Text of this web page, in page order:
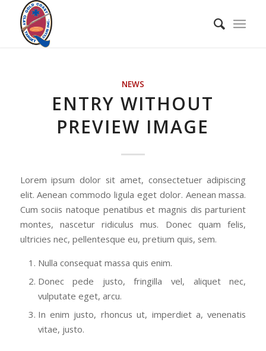
NEWS
ENTRY WITHOUT
PREVIEW IMAGE
Lorem ipsum dolor sit amet, consectetuer adipiscing
elit. Aenean commodo ligula eget dolor. Aenean massa.
Cum sociis natoque penatibus et magnis dis parturient
montes, nascetur ridiculus mus. Donec quam felis,
ultricies nec, pellentesque eu, pretium quis, sem.
Nulla consequat massa quis enim.
Donec pede justo, fringilla vel, aliquet nec,
vulputate eget, arcu.
In enim justo, rhoncus ut, imperdiet a, venenatis
vitae, justo.